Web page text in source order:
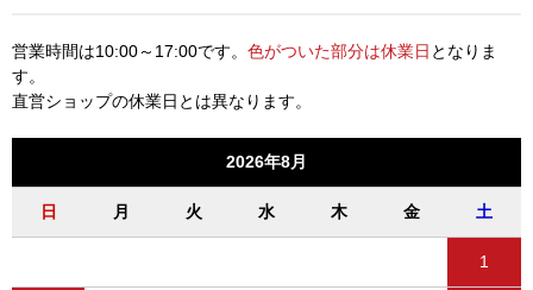
営業時間は10:00～17:00です。 色がついた部分は休業日 となりま
す。
直営ショップの休業日とは異なります。
2026年8月
日 月 火 水 木 金 土
1